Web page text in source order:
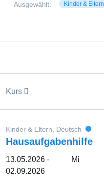
Ausgewählt: Kinder & Eltern
Kurs
Kinder & Eltern, Deutsch
Hausaufgabenhilfe
13.05.2026 -
02.09.2026
Mi